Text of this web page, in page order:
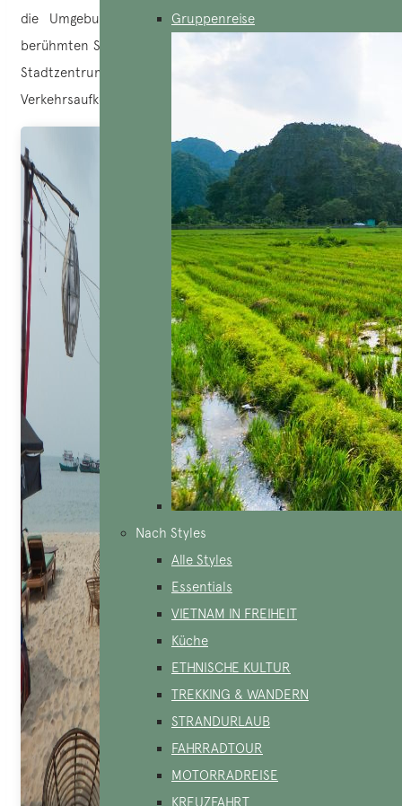
Gruppenreise
Nach Styles
Alle Styles
Essentials
VIETNAM IN FREIHEIT
Küche
ETHNISCHE KULTUR
TREKKING & WANDERN
STRANDURLAUB
FAHRRADTOUR
MOTORRADREISE
KREUZFAHRT
die Umgebung besonders schön, vor allem bei den
berühmten Sonnenuntergängen! Der Strand ist leicht vom
Stadtzentrum aus zu erreichen, je nach
Verkehrsaufkommen in 10 bis 15 Minuten.